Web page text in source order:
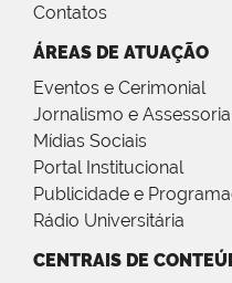
Contatos
ÁREAS DE ATUAÇÃO
Eventos e Cerimonial
Jornalismo e
Mídias Sociais
Portal Institucional
Publicidade e
Rádio Universitária
CENTRAIS DE